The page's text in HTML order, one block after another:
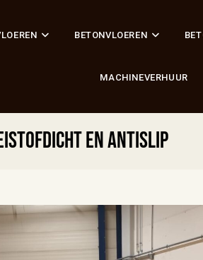
BETONVLOEREN
MACHINEVERHUUR
en antislip